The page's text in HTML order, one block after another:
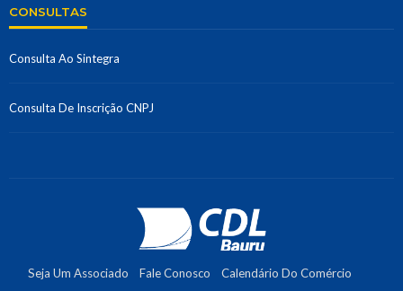
CONSULTAS
Consulta Ao Sintegra
Consulta De Inscrição CNPJ
Seja Um Associado Fale Conosco Calendário Do Comércio